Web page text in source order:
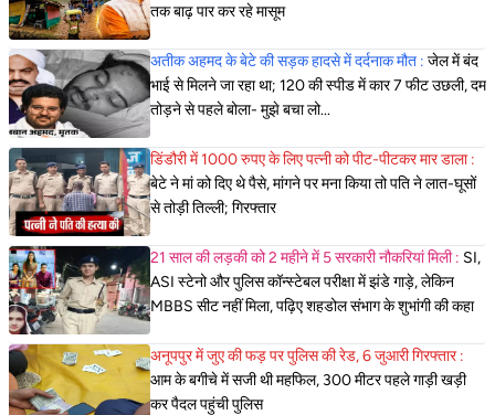
तक बाढ़ पार कर रहे मासूम
अतीक अहमद के बेटे की सड़क हादसे में दर्दनाक मौत : जेल में बंद
भाई से मिलने जा रहा था; 120 की स्पीड में कार 7 फीट उछली, दम
तोड़ने से पहले बोला- मुझे बचा लो...
डिंडौरी में 1000 रुपए के लिए पत्नी को पीट-पीटकर मार डाला :
बेटे ने मां को दिए थे पैसे, मांगने पर मना किया तो पति ने लात-घूसों
से तोड़ी तिल्ली; गिरफ्तार
21 साल की लड़की को 2 महीने में 5 सरकारी नौकरियां मिली : SI,
ASI स्टेनो और पुलिस कॉन्स्टेबल परीक्षा में झंडे गाड़े, लेकिन
MBBS सीट नहीं मिला, पढ़िए शहडोल संभाग के शुभांगी की कहा
अनूपपुर में जुए की फड़ पर पुलिस की रेड, 6 जुआरी गिरफ्तार :
आम के बगीचे में सजी थी महफिल, 300 मीटर पहले गाड़ी खड़ी
कर पैदल पहुंची पुलिस